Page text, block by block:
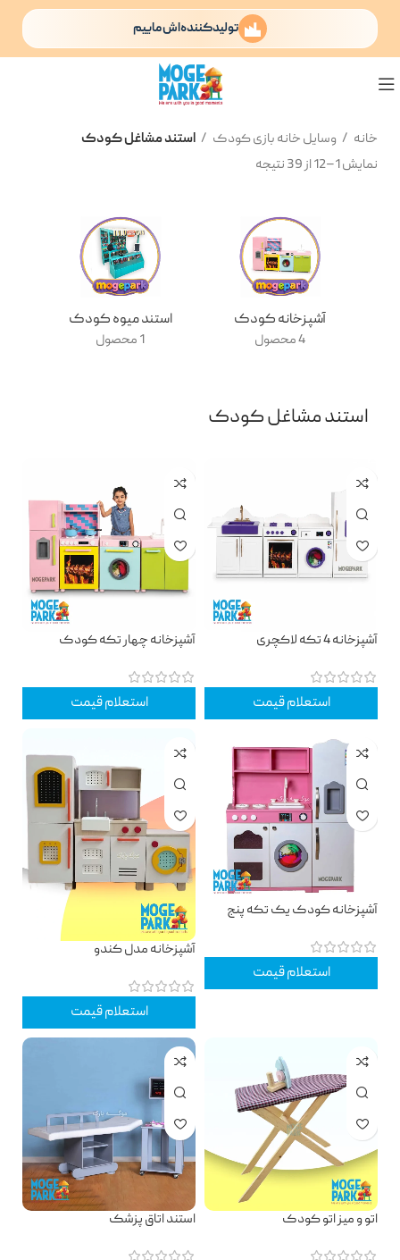
تولیدکننده‌اش ماییم
خانه وسایل خانه بازی کودک
استند مشاغل کودک
نمایش 1–12 از 39 نتیجه
آشپزخانه کودک
4 محصول
استند میوه کودک
1 محصول
استند مشاغل کودک
آشپزخانه 4 تکه لاکچری
استعلام قیمت
آشپزخانه چهار تکه کودک
استعلام قیمت
آشپزخانه کودک یک تکه پنج
استعلام قیمت
آشپزخانه مدل کندو
استعلام قیمت
اتو و میز اتو کودک استند اتاق پزشک